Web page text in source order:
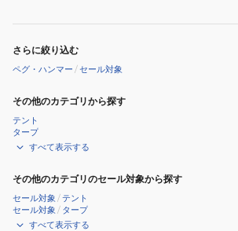
さらに絞り込む
ペグ・ハンマー /セール対象
その他のカテゴリから探す
テント
タープ
すべて表示する
その他のカテゴリのセール対象から探す
セール対象 /テント
セール対象 / タープ
すべて表示する